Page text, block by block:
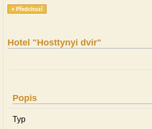
« Předchozí
Hotel "Hosttynyi dvir"
Popis
Typ